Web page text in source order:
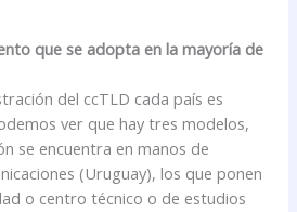
que se adopta en la mayoría de
del ccTLD cada país es
ver que hay tres modelos,
se encuentra en manos de
(Uruguay), los que ponen
o centro técnico o de estudios